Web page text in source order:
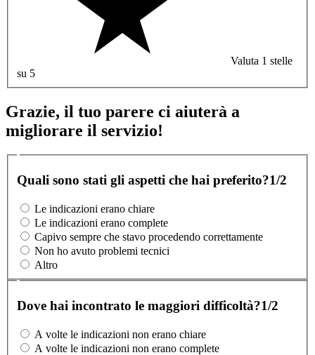
Valuta 1 stelle
su 5
Grazie, il tuo parere ci aiuterà a
migliorare il servizio!
Quali sono stati gli aspetti che hai preferito?1/2
Le indicazioni erano chiare
Le indicazioni erano complete
Capivo sempre che stavo procedendo correttamente
Non ho avuto problemi tecnici
Altro
Dove hai incontrato le maggiori difficoltà?1/2
A volte le indicazioni non erano chiare
A volte le indicazioni non erano complete